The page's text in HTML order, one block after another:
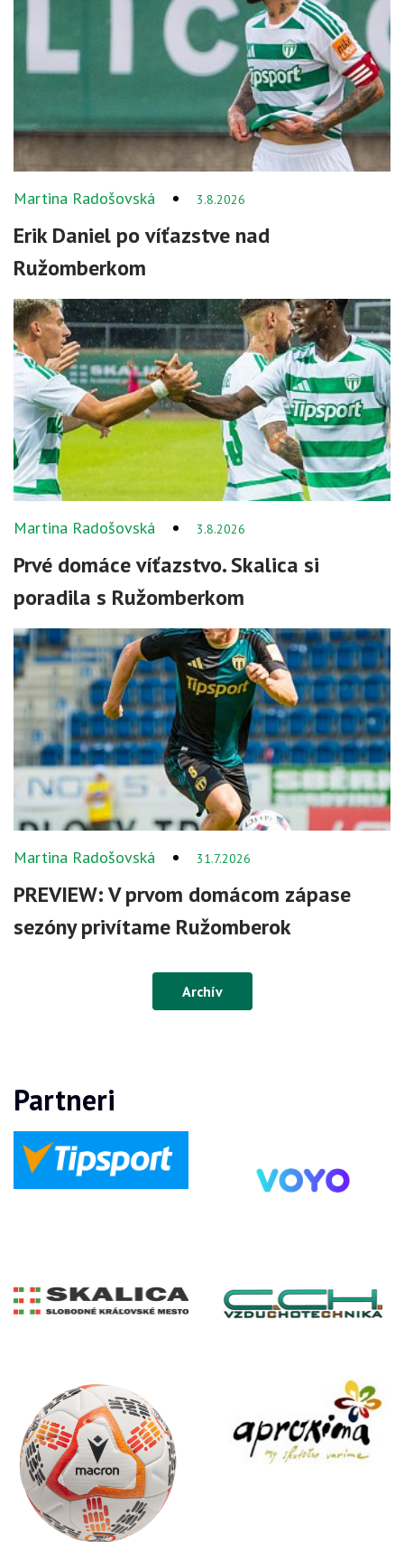
Martina Radošovská 3.8.2026
Erik Daniel po víťazstve nad
Ružomberkom
Martina Radošovská 3.8.2026
Prvé domáce víťazstvo. Skalica si
poradila s Ružomberkom
Martina Radošovská 31.7.2026
PREVIEW: V prvom domácom zápase
sezóny privítame Ružomberok
Archív
Partneri